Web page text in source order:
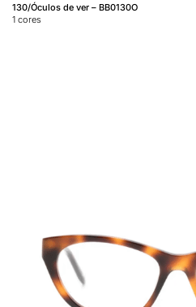
130/Óculos de ver – BB0130O
1 cores